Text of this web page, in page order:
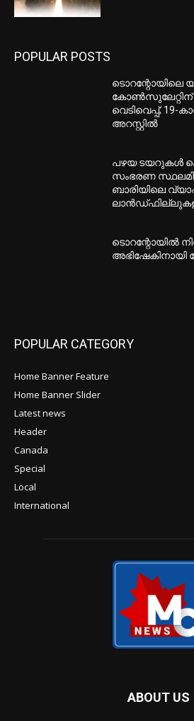
POPULAR POSTS
വെടിവെപ്പ്; 19-
അറസ്റ്റിൽ
പഴയ ടയറുകള്‍
സംഭരണ
ബാരിയിലെ
ടൊറന്റോയില്‍
അഭിഷേകിനായി
POPULAR CATEGORY
Home Banner Feature
Home Banner Slider
Latest news
Header
Canada
Special
Local
International
ABOUT US